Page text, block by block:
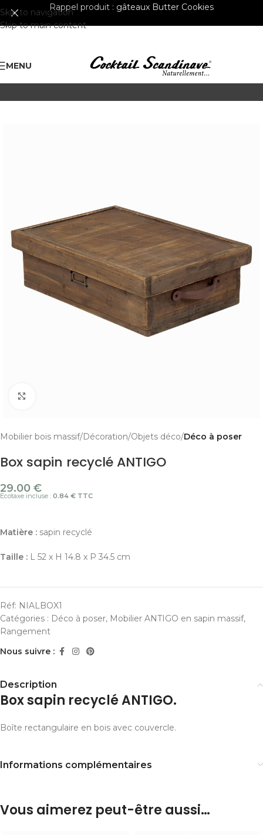
Skip to navigation
Skip to main content
Rappel produit : gâteaux Butter Cookies
MENU
Mobilier bois massif Décoration Objets déco Déco à poser
Box sapin recyclé ANTIGO
29.00 €
Ecotaxe incluse : 0.84 € TTC
Matière : sapin recyclé
Taille : L 52 x H 14.8 x P 34.5 cm
Réf: NIALBOX1
Catégories : Déco à poser, Mobilier ANTIGO en sapin massif,
Rangement
Nous suivre :
Description
Box sapin recyclé ANTIGO.
Boîte rectangulaire en bois avec couvercle.
Informations complémentaires
Vous aimerez peut-être aussi…